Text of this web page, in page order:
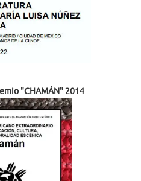
"CHAMÁN" 2014